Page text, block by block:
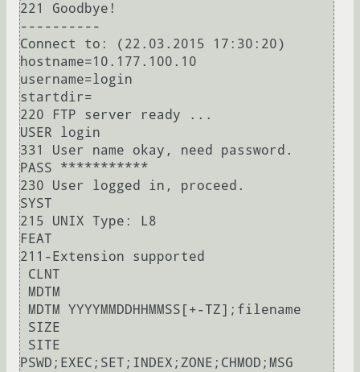
221 Goodbye!
----------
Connect to: (22.03.2015 17:30:20)
hostname=10.177.100.10
username=login
startdir=
220 FTP server ready ...
USER login
331 User name okay, need password.
PASS ***********
230 User logged in, proceed.
SYST
215 UNIX Type: L8
FEAT
211-Extension supported
PSWD;EXEC;SET;INDEX;ZONE;CHMOD;MSG